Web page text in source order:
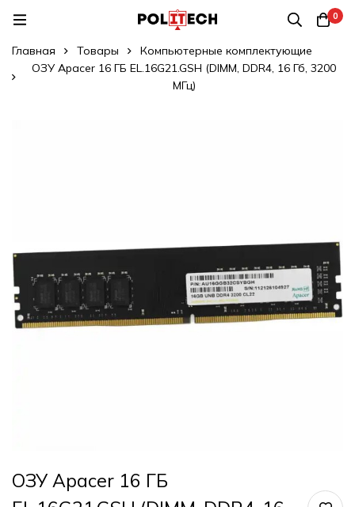
0
Главная Товары
Компьютерные комплектующие
ОЗУ Apacer 16 ГБ EL.16G21.GSH (DIMM, DDR4, 16 Гб, 3200
МГц)
ОЗУ Apacer 16 ГБ